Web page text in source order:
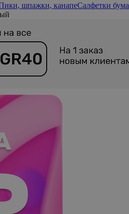
шпажки, канапеСалфетки